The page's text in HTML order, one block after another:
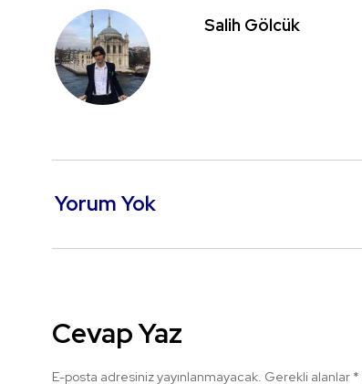
Salih Gölcük
Yorum Yok
Cevap Yaz
E-posta adresiniz yayınlanmayacak. Gerekli alanlar *